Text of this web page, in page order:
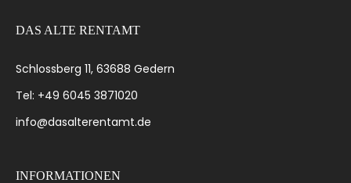
DAS ALTE RENTAMT
Schlossberg 11, 63688 Gedern
Tel: +49 6045 3871020
info@dasalterentamt.de
INFORMATIONEN